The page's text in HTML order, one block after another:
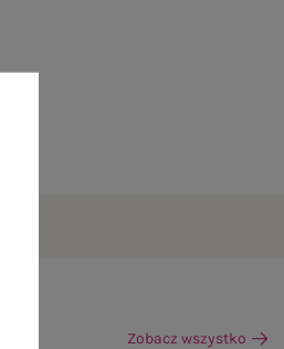
Zobacz wszystko